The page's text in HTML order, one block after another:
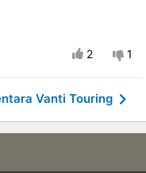
2 1
Vanti Touring